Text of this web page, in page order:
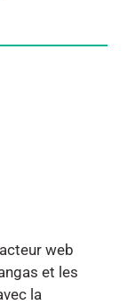
web
et les
la